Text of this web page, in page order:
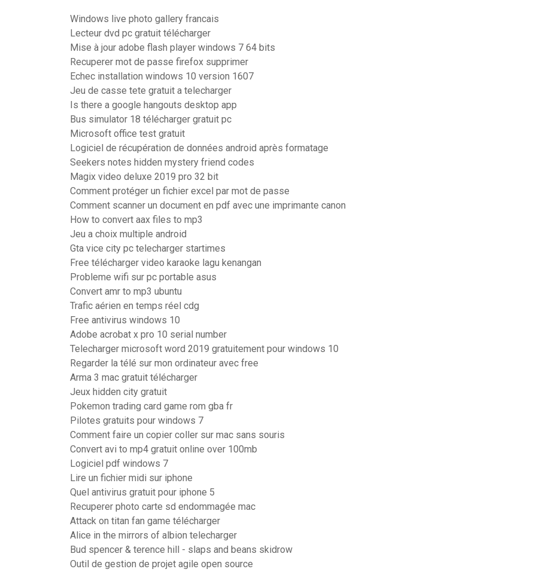
Windows live photo gallery francais
Lecteur dvd pc gratuit télécharger
Mise à jour adobe flash player windows 7 64 bits
Recuperer mot de passe firefox supprimer
Echec installation windows 10 version 1607
Jeu de casse tete gratuit a telecharger
Is there a google hangouts desktop app
Bus simulator 18 télécharger gratuit pc
Microsoft office test gratuit
Logiciel de récupération de données android après formatage
Seekers notes hidden mystery friend codes
Magix video deluxe 2019 pro 32 bit
Comment protéger un fichier excel par mot de passe
Comment scanner un document en pdf avec une imprimante canon
How to convert aax files to mp3
Jeu a choix multiple android
Gta vice city pc telecharger startimes
Free télécharger video karaoke lagu kenangan
Probleme wifi sur pc portable asus
Convert amr to mp3 ubuntu
Trafic aérien en temps réel cdg
Free antivirus windows 10
Adobe acrobat x pro 10 serial number
Telecharger microsoft word 2019 gratuitement pour windows 10
Regarder la télé sur mon ordinateur avec free
Arma 3 mac gratuit télécharger
Jeux hidden city gratuit
Pokemon trading card game rom gba fr
Pilotes gratuits pour windows 7
Comment faire un copier coller sur mac sans souris
Convert avi to mp4 gratuit online over 100mb
Logiciel pdf windows 7
Lire un fichier midi sur iphone
Quel antivirus gratuit pour iphone 5
Recuperer photo carte sd endommagée mac
Attack on titan fan game télécharger
Alice in the mirrors of albion telecharger
Bud spencer & terence hill - slaps and beans skidrow
Outil de gestion de projet agile open source